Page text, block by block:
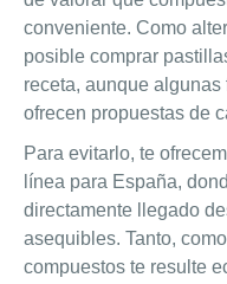
conveniente. Como
posible comprar
receta, aunque
ofrecen propuestas de
Para evitarlo, te
línea para España,
directamente llegado
asequibles. Tanto,
compuestos te resulte